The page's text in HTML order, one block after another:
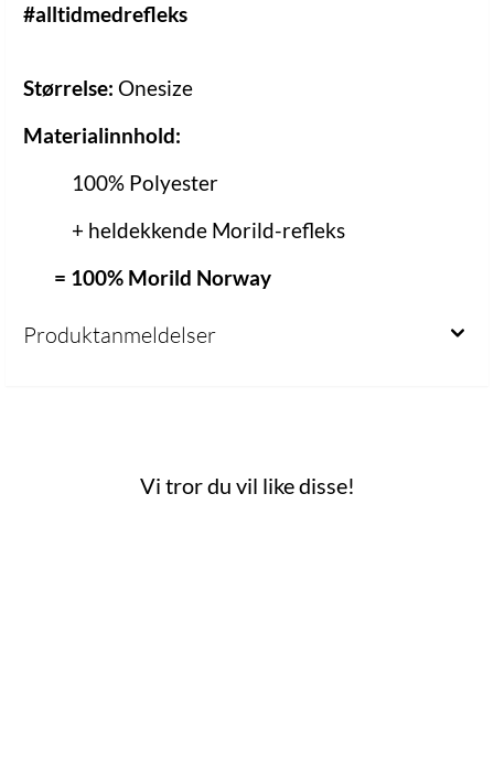
#alltidmedrefleks
Størrelse: Onesize
Materialinnhold:
100% Polyester
+ heldekkende Morild-refleks
= 100% Morild Norway
Produktanmeldelser
Vi tror du vil like disse!